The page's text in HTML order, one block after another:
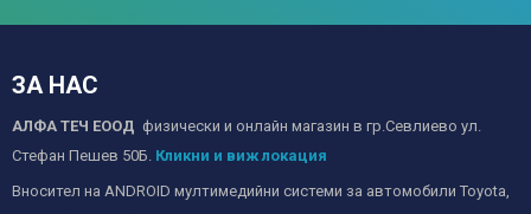
ЗА НАС
АЛФА ТЕЧ ЕООД физически и онлайн магазин в гр.Севлиево ул.
Стефан Пешев 50Б. Кликни и виж локация
Вносител на ANDROID мултимедийни системи за автомобили Toyota,